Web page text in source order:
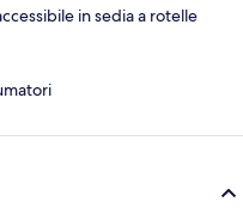
in sedia a rotelle